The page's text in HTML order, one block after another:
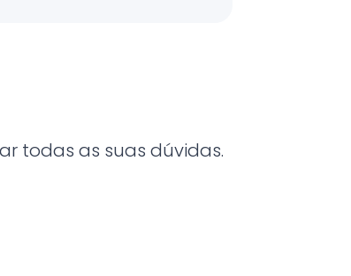
todas as suas dúvidas.